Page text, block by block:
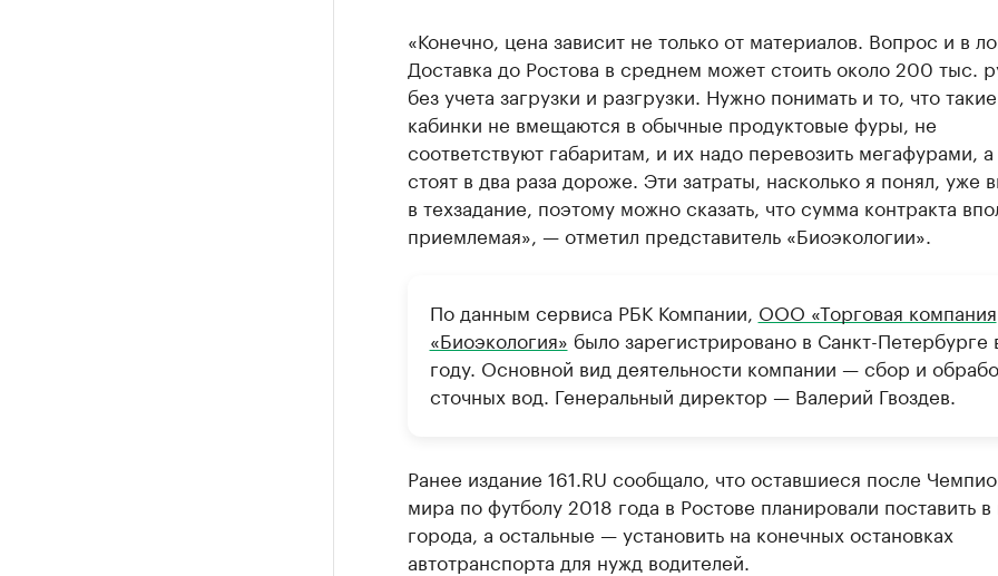
«Конечно, цена зависит не только от материалов. Вопрос и в
Доставка до Ростова в среднем может стоить около 200 тыс.
без учета загрузки и разгрузки. Нужно понимать и то, что такие
кабинки не вмещаются в обычные продуктовые фуры, не
соответствуют габаритам, и их надо перевозить мегафурами,
стоят в два раза дороже. Эти затраты, насколько я понял, уже
в техзадание, поэтому можно сказать, что сумма контракта
приемлемая», — отметил представитель «Биоэкологии».
По данным сервиса РБК Компании, ООО «Торговая компания
«Биоэкология» было зарегистрировано в Санкт-Петербурге
году. Основной вид деятельности компании — сбор и
сточных вод. Генеральный директор — Валерий Гвоздев.
Ранее издание 161.RU сообщало, что оставшиеся после
мира по футболу 2018 года в Ростове планировали поставить
города, а остальные — установить на конечных остановках
автотранспорта для нужд водителей.